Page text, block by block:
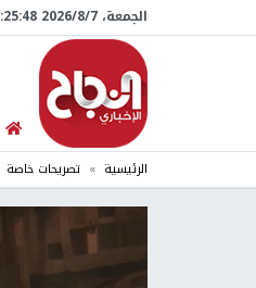
الجمعة، 7/‏8/‏2026 11:25:49 صباحاً
الرئيسية تصريحات خاصة